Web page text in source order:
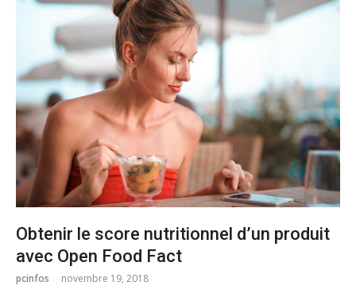
Obtenir le score nutritionnel d’un produit
avec Open Food Fact
pcinfos novembre 19, 2018